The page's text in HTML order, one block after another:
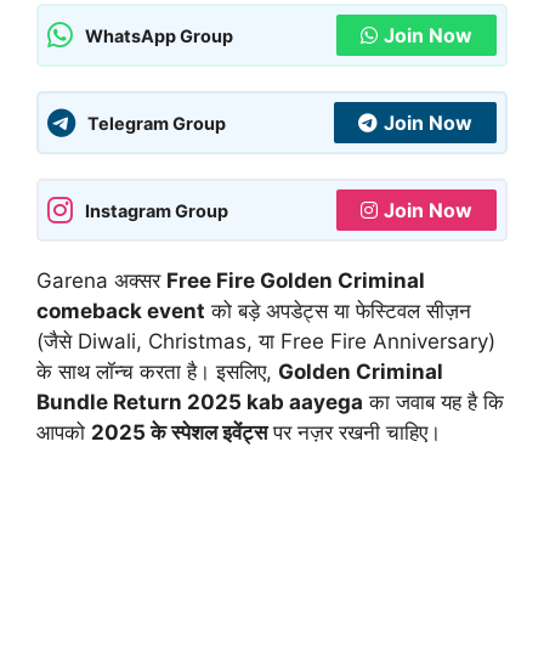
WhatsApp Group Join Now
Telegram Group Join Now
Instagram Group Join Now
Garena अक्सर Free Fire Golden Criminal
comeback event को बड़े अपडेट्स या फेस्टिवल सीज़न
(जैसे Diwali, Christmas, या Free Fire Anniversary)
के साथ लॉन्च करता है। इसलिए, Golden Criminal
Bundle Return 2025 kab aayega का जवाब यह है कि
आपको 2025 के स्पेशल इवेंट्सपर नज़र रखनी चाहिए।